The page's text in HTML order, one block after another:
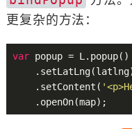
更复杂的方法：
var popup = L.popup()
    .setContent(